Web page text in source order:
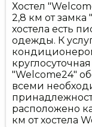
Хостел
2,8 км от замка
хостела есть
одежды. К
"Welcome24"
всеми
расположено
км от хостела